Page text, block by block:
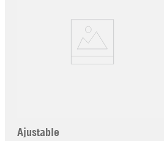
Ajustable